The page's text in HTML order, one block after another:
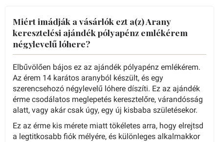
Miért imádják a vásárlók ezt a(z) Arany
keresztelési ajándék pólyapénz emlékérem
négylevelű lóhere?
Elbűvölően bájos ez az ajándék pólyapénz emlékérem.
Az érem 14 karátos aranyból készült, és egy
szerencsehozó négylevelű lóhere díszíti. Ez az ajándék
érme csodálatos meglepetés keresztelőre, várandósság
alatt, vagy akár csak úgy, egy új kisbaba születésekor.
Ez az érme kis mérete miatt tökéletes arra, hogy elrejtsd
a legtitkosabb fiók mélyére, és különleges alkalmakkor